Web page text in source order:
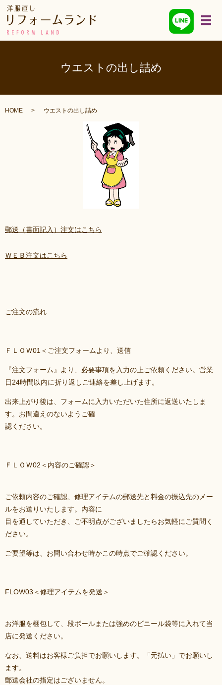
メ
ウエストの出し詰め
HOME ウエストの出し詰め
郵送（書面記入）注文はこちら
ＷＥＢ注文はこちら
ご注文の流れ
ＦＬＯＷ01＜ご注文フォームより、送信
『注文フォーム』より、必要事項を入力の上ご依頼ください。営業
日24時間以内に折り返しご連絡を差し上げます。
出来上がり後は、フォームに入力いただいた住所に返送いたしま
す。お間違えのないようご確
認ください。
ＦＬＯＷ02＜内容のご確認＞
ご依頼内容のご確認、修理アイテムの郵送先と料金の振込先のメー
ルをお送りいたします。内容に
目を通していただき、ご不明点がございましたらお気軽にご質問く
ださい。
ご要望等は、お問い合わせ時かこの時点でご確認ください。
FLOW03＜修理アイテムを発送＞
お洋服を梱包して、段ボールまたは強めのビニール袋等に入れて当
店に発送ください。
なお、送料はお客様ご負担でお願いします。「元払い」でお願いし
ます。
郵送会社の指定はございません。